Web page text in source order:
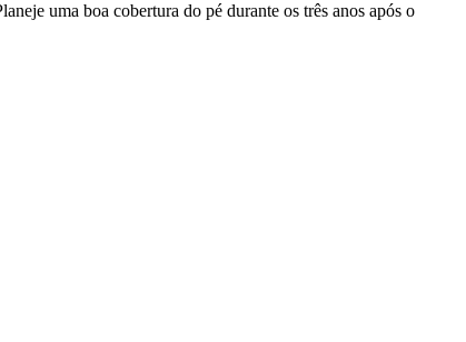
uma boa cobertura do pé durante os três anos após o